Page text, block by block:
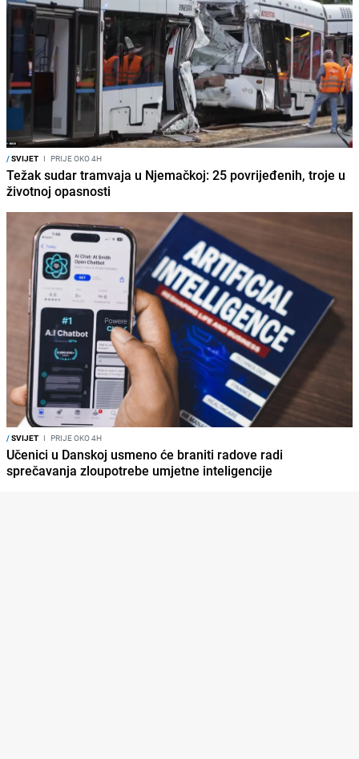
/SVIJET I PRIJE OKO 4H
Težak sudar tramvaja u Njemačkoj: 25 povrijeđenih, troje u
životnoj opasnosti
/SVIJET I PRIJE OKO 4H
Učenici u Danskoj usmeno će braniti radove radi
sprečavanja zloupotrebe umjetne inteligencije